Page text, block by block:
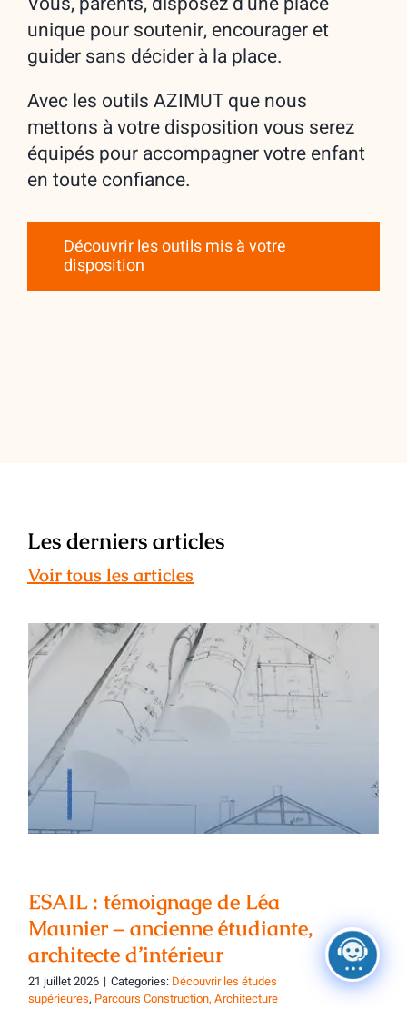
unique pour soutenir, encourager et
guider sans décider à la place.
Avec les outils AZIMUT que nous
mettons à votre disposition vous serez
équipés pour accompagner votre enfant
en toute confiance.
Découvrir les outils mis à votre
disposition
Les derniers articles
Voir tous les articles
ESAIL : témoignage de Léa Maunier –
ancienne étudiante, architecte
ESAIL : témoignage de Léa
Maunier – ancienne étudiante,
architecte d’intérieur
21 juillet 2026 | Categories: Découvrir les études
supérieures, Parcours Construction, Architecture